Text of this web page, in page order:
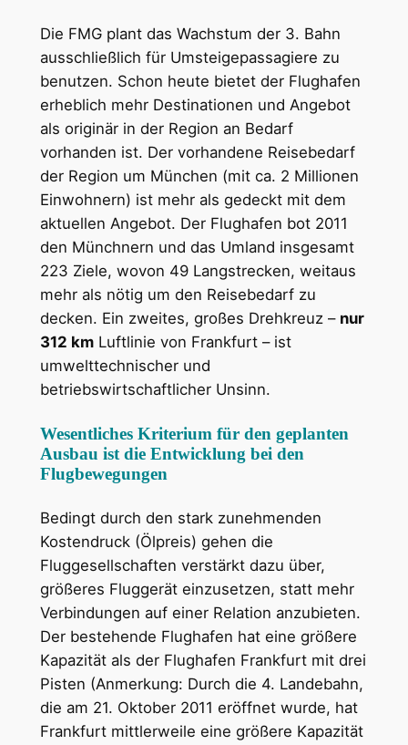
Die FMG plant das Wachstum der 3. Bahn
ausschließlich für Umsteigepassagiere zu
benutzen. Schon heute bietet der Flughafen
erheblich mehr Destinationen und Angebot
als originär in der Region an Bedarf
vorhanden ist. Der vorhandene Reisebedarf
der Region um München (mit ca. 2 Millionen
Einwohnern) ist mehr als gedeckt mit dem
aktuellen Angebot. Der Flughafen bot 2011
den Münchnern und das Umland insgesamt
223 Ziele, wovon 49 Langstrecken, weitaus
mehr als nötig um den Reisebedarf zu
decken. Ein zweites, großes Drehkreuz – nur
312 kmLuftlinie von Frankfurt – ist
umwelttechnischer und
betriebswirtschaftlicher Unsinn.
Wesentliches Kriterium für den geplanten
Ausbau ist die Entwicklung bei den
Flugbewegungen
Bedingt durch den stark zunehmenden
Kostendruck (Ölpreis) gehen die
Fluggesellschaften verstärkt dazu über,
größeres Fluggerät einzusetzen, statt mehr
Verbindungen auf einer Relation anzubieten.
Der bestehende Flughafen hat eine größere
Kapazität als der Flughafen Frankfurt mit drei
Pisten (Anmerkung: Durch die 4. Landebahn,
die am 21. Oktober 2011 eröffnet wurde, hat
Frankfurt mittlerweile eine größere Kapazität